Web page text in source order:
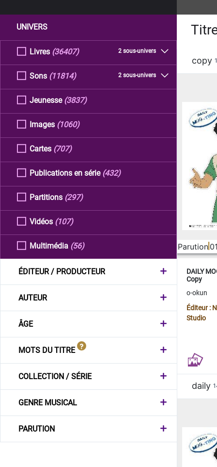
UNIVERS
Livres 2 sous-univers
(36407)
Sons 2 sous-univers
(11814)
Jeunesse (3837)
Images (1060)
Cartes (707)
Publications en série (432)
Partitions (297)
Vidéos (107)
Multimédia (56)
ÉDITEUR / PRODUCTEUR
AUTEUR
ÂGE
MOTS DU TITRE
COLLECTION / SÉRIE
GENRE MUSICAL
PARUTION
copy
Parution
DAILY
Copy
o-okun
Éditeur :
Studio
daily